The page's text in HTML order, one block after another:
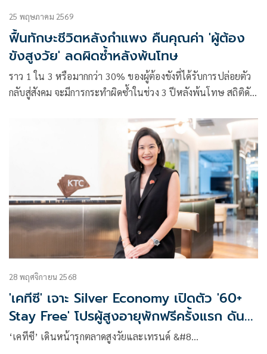
25 พฤษภาคม 2569
ฟื้นทักษะชีวิตหลังกำแพง คืนคุณค่า 'ผู้ต้อง
ขังสูงวัย' ลดผิดซ้ำหลังพ้นโทษ
ราว 1 ใน 3 หรือมากกว่า 30% ของผู้ต้องขังที่ได้รับการปล่อยตัว
กลับสู่สังคม จะมีการกระทำผิดซ้ำในช่วง 3 ปีหลังพ้นโทษ สถิติดัง
28 พฤศจิกายน 2568
'เคทีซี' เจาะ Silver Economy เปิดตัว '60+
Stay Free' โปรผู้สูงอายุพักฟรีครั้งแรก ดันเท
รนด์เที่ยวหลายเจเนอเรชัน
‘เคทีซี’ เดินหน้ารุกตลาดสูงวัยและเทรนด์ &#8…